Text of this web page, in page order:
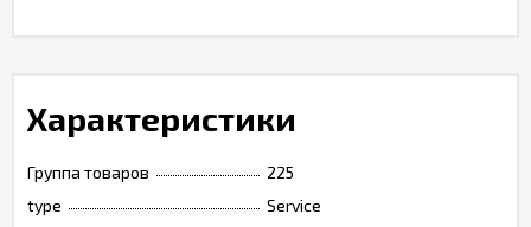
Характеристики
Группа товаров
225
type
Service